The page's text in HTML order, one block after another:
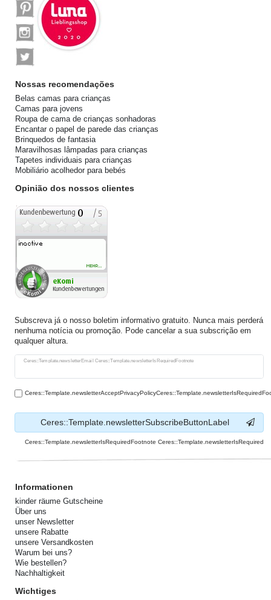
Nossas recomendações
Belas camas para crianças
Camas para jovens
Roupa de cama de crianças sonhadoras
Encantar o papel de parede das crianças
Brinquedos de fantasia
Maravilhosas lâmpadas para crianças
Tapetes individuais para crianças
Mobiliário acolhedor para bebés
Opinião dos nossos clientes
Subscreva já o nosso boletim informativo gratuito. Nunca mais perderá
nenhuma notícia ou promoção. Pode cancelar a sua subscrição em
qualquer altura.
Ceres::Template.newsletterEmail Ceres::Template.newsletterIsRequiredFootnote
Ceres::Template.newsletterHoneypotLabel
Ceres::Template.newsletterSubscribeButtonLabel
Ceres::Template.newsletterIsRequiredFootnote Ceres::Template.newsletterIsRequired
Informationen
kinder räume Gutscheine
Über uns
unser Newsletter
unsere Rabatte
unsere Versandkosten
Warum bei uns?
Wie bestellen?
Nachhaltigkeit
Wichtiges